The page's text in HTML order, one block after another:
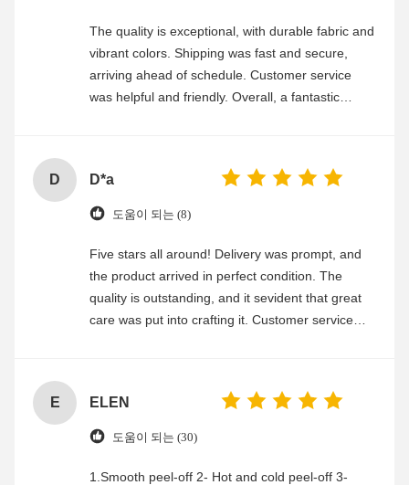
The quality is exceptional, with durable fabric and
vibrant colors. Shipping was fast and secure,
arriving ahead of schedule. Customer service
was helpful and friendly. Overall, a fantastic
D D*a
도움이 되는 (8)
Five stars all around! Delivery was prompt, and
the product arrived in perfect condition. The
quality is outstanding, and it sevident that great
care was put into crafting it. Customer service
E ELEN
도움이 되는 (30)
1.Smooth peel-off 2- Hot and cold peel-off 3-